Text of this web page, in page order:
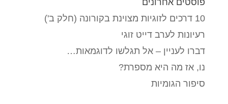
10 דרכים לזוגיות מצוינת בקורונה (חלק ב')
רעיונות לערב דייט זוגי
דברו לעניין – אל תגלשו לדוגמאות…
נו, אז מה היא מספרת?
סיפור הגומיות